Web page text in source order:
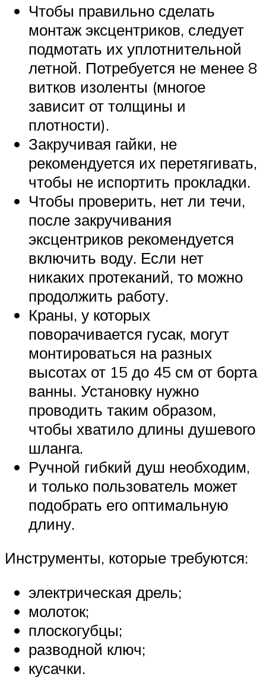
Чтобы правильно сделать
монтаж эксцентриков, следует
подмотать их уплотнительной
летной. Потребуется не менее 8
витков изоленты (многое
зависит от толщины и
плотности).
Закручивая гайки, не
рекомендуется их перетягивать,
чтобы не испортить прокладки.
Чтобы проверить, нет ли течи,
после закручивания
эксцентриков рекомендуется
включить воду. Если нет
никаких протеканий, то можно
продолжить работу.
Краны, у которых
поворачивается гусак, могут
монтироваться на разных
высотах от 15 до 45 см от борта
ванны. Установку нужно
проводить таким образом,
чтобы хватило длины душевого
шланга.
Ручной гибкий душ необходим,
и только пользователь может
подобрать его оптимальную
длину.
Инструменты, которые требуются:
электрическая дрель;
молоток;
плоскогубцы;
разводной ключ;
кусачки.